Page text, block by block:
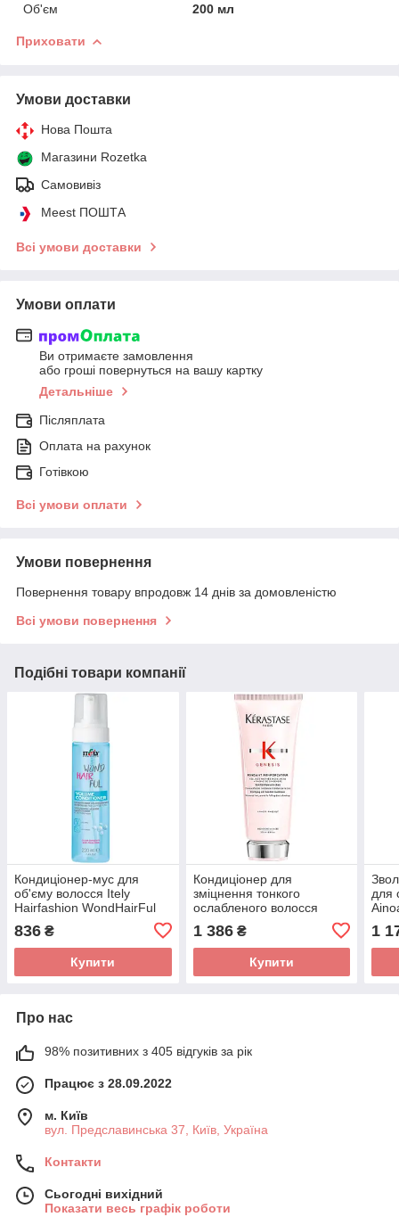
Об'єм
200 мл
Приховати
Умови доставки
Нова Пошта
Магазини Rozetka
Самовивіз
Meest ПОШТА
Всі умови доставки
Умови оплати
Ви отримаєте замовлення
або гроші повернуться на вашу картку
Детальніше
Післяплата
Оплата на рахунок
Готівкою
Всі умови оплати
Умови повернення
Повернення товару впродовж 14 днів за домовленістю
Всі умови повернення
Подібні товари компанії
Кондиціонер-мус для
об'єму волосся Itely
Hairfashion WondHairFul
Volume Conditioner 220 мл
836 ₴
Купити
Кондиціонер для
зміцнення тонкого
ослабленого волосся
Hair-Fall Conditioner
300мл
1 386₴
Купити
для
1
Про нас
98% позитивних з 405 відгуків за рік
Працює з 28.09.2022
м. Київ
вул. Предславинська 37, Київ, Україна
Контакти
Сьогодні вихідний
Показати весь графік роботи